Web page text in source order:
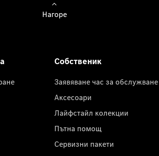
Нагоре
Собственик
Заявяване час за обслужване
Аксесоари
Лайфстайл колекции
Пътна помощ
Сервизни пакети